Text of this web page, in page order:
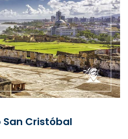
San Cristóbal